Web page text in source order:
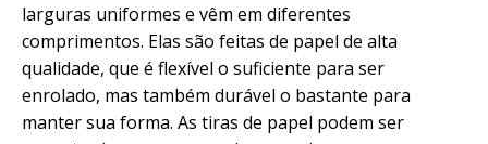
larguras uniformes e vêm em diferentes
comprimentos. Elas são feitas de papel de alta
qualidade, que é flexível o suficiente para ser
enrolado, mas também durável o bastante para
manter sua forma. As tiras de papel podem ser